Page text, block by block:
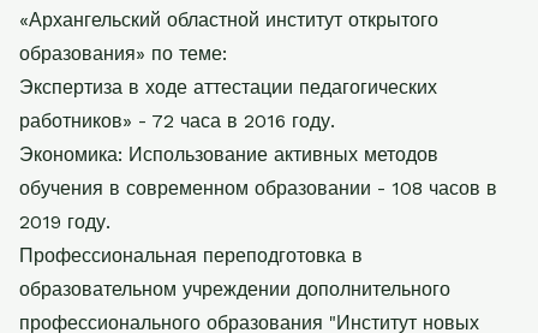
«Архангельский областной институт открытого
образования» по теме:
Экспертиза в ходе аттестации педагогических
работников» - 72 часа в 2016 году.
Экономика: Использование активных методов
обучения в современном образовании - 108 часов в
2019 году.
Профессиональная переподготовка в
образовательном учреждении дополнительного
профессионального образования "Институт новых